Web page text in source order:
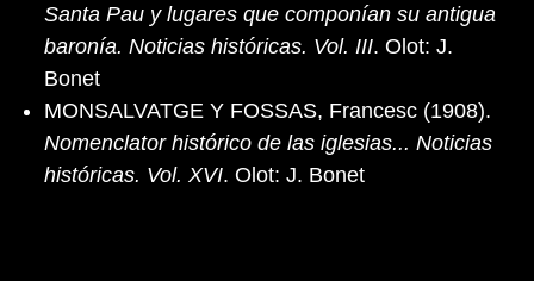
Santa Pau y lugares que componían su antigua
baronía. Noticias históricas. Vol. III. Olot: J.
Bonet
MONSALVATGE Y FOSSAS, Francesc (1908).
Nomenclator histórico de las iglesias... Noticias
históricas. Vol. XVI. Olot: J. Bonet